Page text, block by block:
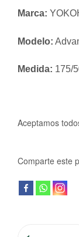
Marca:
Modelo:
Medida: 175/
Aceptamos
Comparte este